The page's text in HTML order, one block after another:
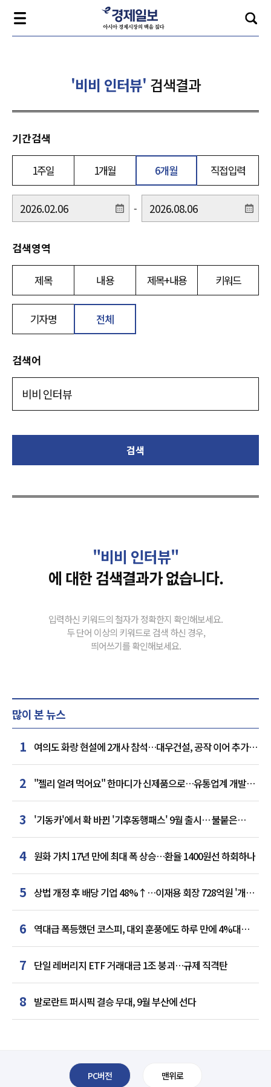
'비비 인터뷰' 검색결과
기간검색
1주일 1개월 6개월 직접입력
-
검색영역
제목 내용 제목+내용 키워드
기자명 전체
검색어
검색
"비비 인터뷰"
에 대한 검색결과가 없습니다.
입력하신 키워드의 철자가 정확한지 확인해보세요.
두 단어 이상의 키워드로 검색 하신 경우,
띄어쓰기를 확인해보세요.
많이 본 뉴스
1 여의도 화랑 현설에 2개사 참석…대우건설, 공작 이어 추가
거점 확보하나
2 "젤리 얼려 먹어요" 한마디가 신제품으로…유통업계 개발실
된 SNS
3
'기동카'에서 확 바뀐 '기후동행패스' 9월 출시… 불붙은
카드사 경쟁
4 원화 가치 17년 만에 최대 폭 상승…환율 1400원선 하회하나
5 상법 개정 후 배당 기업 48%↑…이재용 회장 728억원 '개인
최다'
6 역대급 폭등했던 코스피, 대외 훈풍에도 하루 만에 4%대
급락
7 단일 레버리지 ETF 거래대금 1조 붕괴…규제 직격탄
8 발로란트 퍼시픽 결승 무대, 9월 부산에 선다
PC버전 맨위로